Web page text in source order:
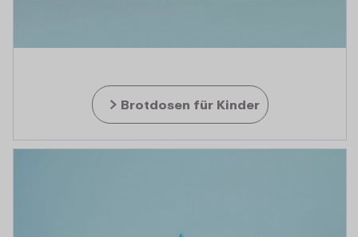
Brotdosen für Kinder